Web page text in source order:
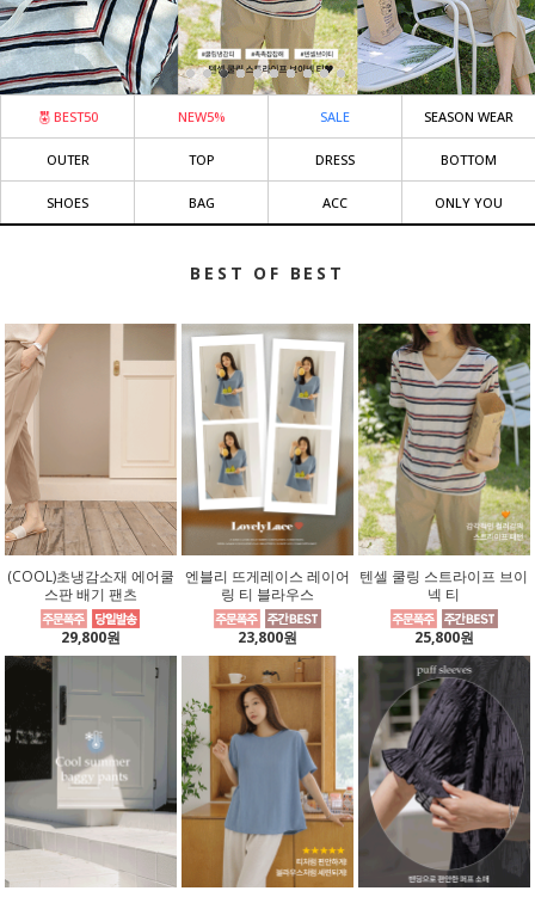
BEST50 NEW5% SALE SEASON WEAR
OUTER TOP DRESS BOTTOM
SHOES BAG ACC ONLY YOU
BEST OF BEST
(COOL)초냉감소재 에어쿨
스판 배기 팬츠
29,800원
엔블리 뜨게레이스 레이어
링 티 블라우스
23,800원
텐셀 쿨링 스트라이프 브이
넥 티
25,800원